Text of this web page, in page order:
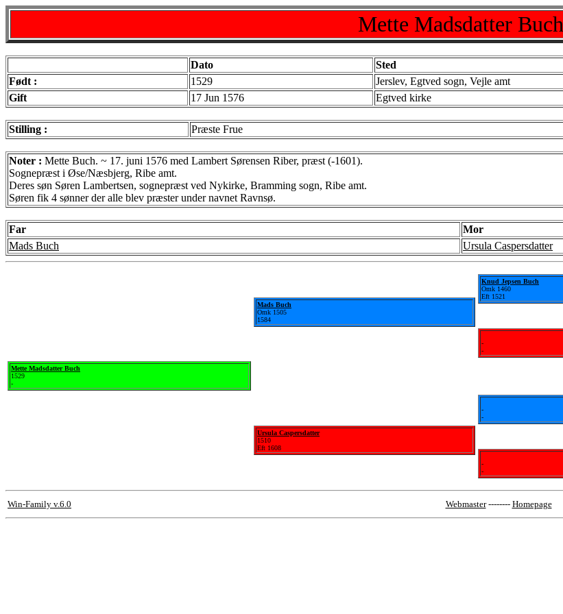
Mette Madsdatter Buch
Dato Sted
Født :
1529 Jerslev, Egtved sogn, Vejle amt
Gift
17 Jun 1576 Egtved kirke
Stilling : Præste Frue
Noter : Mette Buch. ~ 17. juni 1576 med Lambert Sørensen Riber, præst (-1601).
Sognepræst i Øse/Næsbjerg, Ribe amt.
Deres søn Søren Lambertsen, sognepræst ved Nykirke, Bramming sogn, Ribe amt.
Søren fik 4 sønner der alle blev præster under navnet Ravnsø.
Far
Mor
Mads Buch
Ursula Caspersdatter
Mette Madsdatter Buch
1529
-
Mads Buch
Omk 1505
1584
Ursula Caspersdatter
1510
Eft 1608
Knud Jepsen Buch
Omk 1460
Eft 1521
-
-
-
-
-
-
Win-Family v.6.0 Webmaster-------- Homepage